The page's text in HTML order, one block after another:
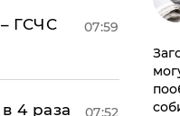
ГСЧС
07:59
4 раза 07:52